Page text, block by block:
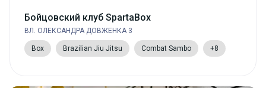
Бойцовский клуб SpartaBox
ВЛ. ОЛЕКСАНДРА ДОВЖЕНКА 3
Box Brazilian Jiu Jitsu Combat Sambo +8